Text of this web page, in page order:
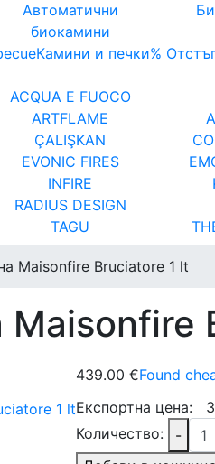
Автоматични
биокамини
Камини и печки%
ACQUA E FUOCO
ARTFLAME
ÇALIŞKAN
EVONIC FIRES
INFIRE
RADIUS DESIGN
TAGU
Maisonfire Bruciatore 1 lt
Maisonfire
439.00 €Found
Експортна цена:
Количество:
-